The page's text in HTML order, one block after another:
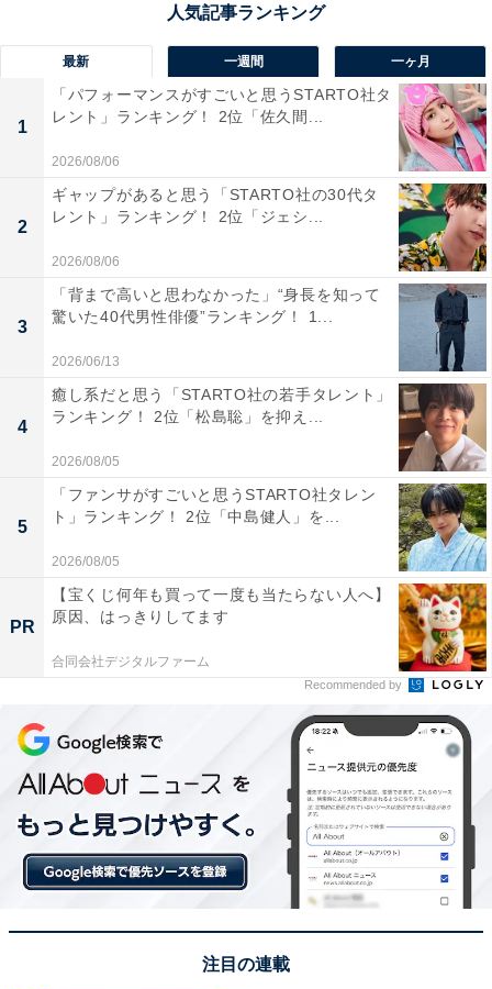
の北西に位置し、創業50年以上の歴史を誇る老舗温泉宿
や12の温泉地が集まる温泉郷。
総ケヤキ造りや数寄屋造りの高級宿など、レトロな雰囲
気と景観が魅力。昔ながらの湯治場やおもてなしを感じ
ながら、至福のひとときが過ごせます。
回答コメントでは「敷地内の庭のライトアップが綺麗で
宮大工が作った宿なので日本を感じると思うから」（20
代男性／福島県）、「英語対応の施設が多くリゾート感
も強いので外国人向けだと思います」（50代女性／青森
県）、「宮沢賢治の故郷であるとともに、風景が美し
く、日本の風景を味わってもらえるから」（30代女性／
岩手県）などの声が集まりました。
※回答コメントは原文ママです
編集プロダクション出身のフリーランスエディター。編
集・執筆・校閲・SNS運用担当として月間120本以上の
コンテンツ制作に携わっています。得意なジャンルはラ
イフスタイル・金融・育児・エンタメ関連。
次ページ
6位までの全ランキング結果を見
最新 一週間 一ヶ月
1
「パフォーマンスがすごいと思うSTARTO社タ
レント」ランキング！ 2位「佐久間...
2026/08/06
2
ギャップがあると思う「STARTO社の30代タ
レント」ランキング！ 2位「ジェシ...
2026/08/06
3
「背まで高いと思わなかった」“身長を知って
驚いた40代男性俳優”ランキング！ 1...
2026/06/13
4
癒し系だと思う「STARTO社の若手タレント」
ランキング！ 2位「松島聡」を抑え...
2026/08/05
5
「ファンサがすごいと思うSTARTO社タレン
ト」ランキング！ 2位「中島健人」を...
2026/08/05
PR
【宝くじ何年も買って一度も当たらない人へ】
原因、はっきりしてます
合同会社デジタルファーム
Recommended by
注目の連載